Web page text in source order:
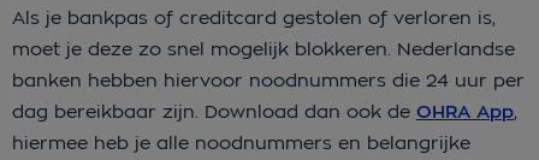
Als je bankpas of creditcard gestolen of verloren is,
moet je deze zo snel mogelijk blokkeren. Nederlandse
banken hebben hiervoor noodnummers die 24 uur per
dag bereikbaar zijn. Download dan ook de OHRA App,
hiermee heb je alle noodnummers en belangrijke